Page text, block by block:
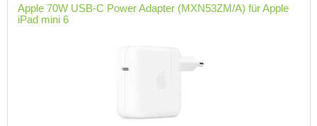
Apple 70W USB-C Power Adapter (MXN53ZM/A) für Apple
iPad mini 6